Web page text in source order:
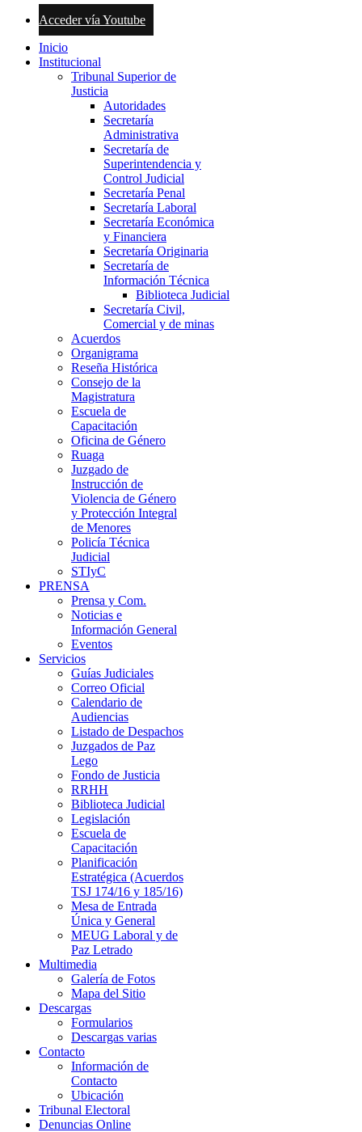
Acceder vía Youtube
Inicio
Institucional
Tribunal Superior de
Justicia
Autoridades
Secretaría
Administrativa
Secretaría de
Superintendencia y
Control Judicial
Secretaría Penal
Secretaría Laboral
Secretaría Económica
y Financiera
Secretaría Originaria
Secretaría de
Información Técnica
Biblioteca Judicial
Secretaría Civil,
Comercial y de minas
Acuerdos
Organigrama
Reseña Histórica
Consejo de la
Magistratura
Escuela de
Capacitación
Oficina de Género
Ruaga
Juzgado de
Instrucción de
Violencia de Género
y Protección Integral
de Menores
Policía Técnica
Judicial
STIyC
PRENSA
Prensa y Com.
Noticias e
Información General
Eventos
Servicios
Guías Judiciales
Correo Oficial
Calendario de
Audiencias
Listado de Despachos
Juzgados de Paz
Lego
Fondo de Justicia
RRHH
Biblioteca Judicial
Legislación
Escuela de
Capacitación
Planificación
Estratégica (Acuerdos
TSJ 174/16 y 185/16)
Mesa de Entrada
Única y General
MEUG Laboral y de
Paz Letrado
Multimedia
Galería de Fotos
Mapa del Sitio
Descargas
Formularios
Descargas varias
Contacto
Información de
Contacto
Ubicación
Tribunal Electoral
Denuncias Online